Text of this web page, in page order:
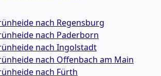
nach Regensburg
nach Paderborn
nach Ingolstadt
nach Offenbach am Main
nach Fürth